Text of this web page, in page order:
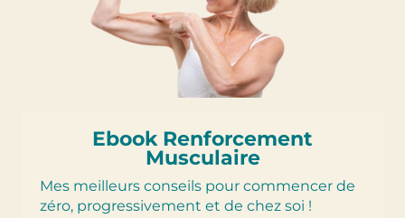
Ebook Renforcement
Musculaire
Mes meilleurs conseils pour commencer de
zéro, progressivement et de chez soi !